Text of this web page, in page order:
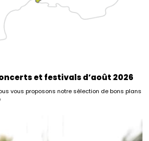
et festivals d’août 2026
vous proposons notre sélection de bons plans